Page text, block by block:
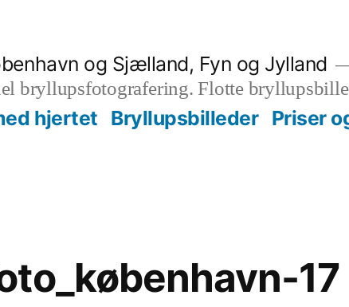
og Sjælland, Fyn og Jylland
bryllupsfotografering. Flotte
hjertet Bryllupsbilleder Priser
17